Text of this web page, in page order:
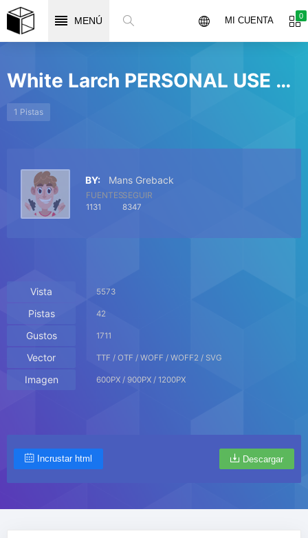
MENÚ 0
MI CUENTA
White Larch PERSONAL USE ONLY
1 Pistas
BY: Mans Greback
FUENTES
1131
SEGUIR
8347
Vista 5573
Pistas 42
Gustos 1711
Vector TTF / OTF / WOFF / WOFF2 / SVG
Imagen 600PX / 900PX / 1200PX
Incrustar html Descargar